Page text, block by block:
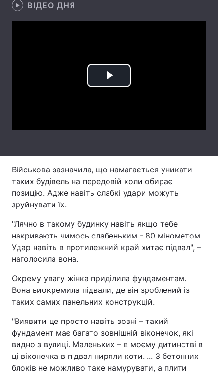
Контакти
ВІДЕО ДНЯ
Play
Військова зазначила, що намагається уникати
таких будівель на передовій коли обирає
позицію. Адже навіть слабкі удари можуть
зруйнувати їх.
"Лячно в такому будинку навіть якщо тебе
накривають чимось слабеньким - 80 мінометом.
Удар навіть в протилежний край хитає підвал", –
наголосила вона.
Окрему увагу жінка приділила фундаментам.
Вона виокремила підвали, де він зроблений із
таких самих панельних конструкцій.
"Виявити це просто навіть зовні – такий
фундамент має багато зовнішній віконечок, які
видно з вулиці. Маленьких – в моєму дитинстві в
ці віконечка в підвал ниряли коти. ... З бетонних
блоків не можливо таке намурувати, а плити